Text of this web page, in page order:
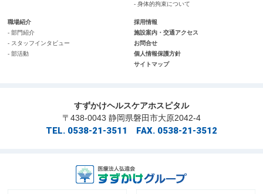
- 身体的拘束について
職場紹介
- 部門紹介
- スタッフインタビュー
- 部活動
採用情報
施設案内・交通アクセス
お問合せ
個人情報保護方針
サイトマップ
すずかけヘルスケアホスピタル
〒438-0043 静岡県磐田市大原2042-4
TEL. 0538-21-3511 FAX. 0538-21-3512